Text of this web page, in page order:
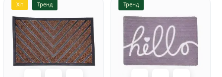
Хіт Тренд Тренд